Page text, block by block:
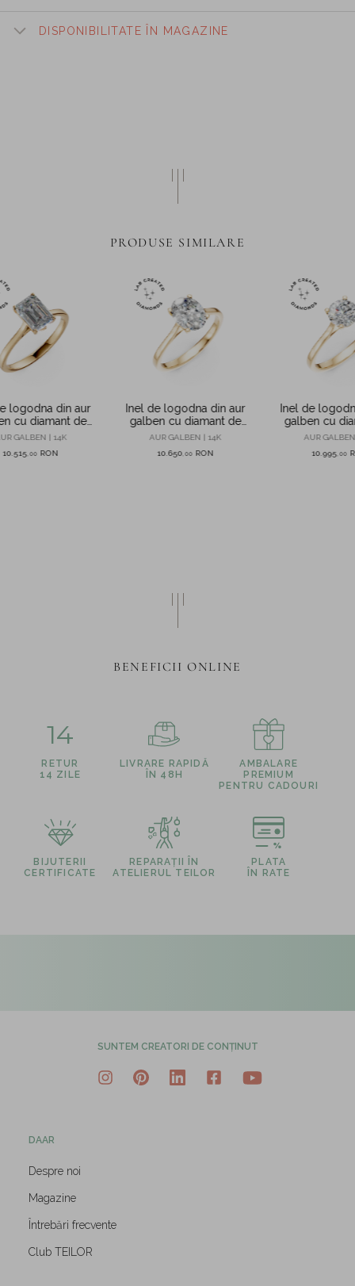
DISPONIBILITATE ÎN MAGAZINE
PRODUSE SIMILARE
logodna din aur
cu diamant de
in laborator
GALBEN | 14K
10.515 ,00 RON
Inel de logodna din aur
galben cu diamant de
1.5ct creat in laborator
AUR GALBEN | 14K
10.650 00 RON
Inel de
galben cu
1.6ct creat in
AUR
10.995 00
BENEFICII ONLINE
14
RETUR
14 ZILE
LIVRARE RAPIDĂ
ÎN 48H
AMBALARE
PREMIUM
PENTRU CADOURI
BIJUTERII
CERTIFICATE
REPARAȚII ÎN
ATELIERUL TEILOR
PLATA
ÎN RATE
SUNTEM CREATORI DE CONȚINUT
DAAR
Despre noi
Magazine
Întrebări frecvente
Club TEILOR